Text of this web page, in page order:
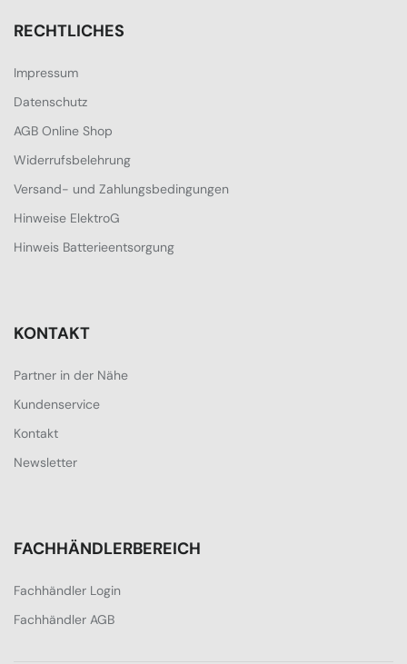
RECHTLICHES
Impressum
Datenschutz
AGB Online Shop
Widerrufsbelehrung
Versand- und Zahlungsbedingungen
Hinweise ElektroG
Hinweis Batterieentsorgung
KONTAKT
Partner in der Nähe
Kundenservice
Kontakt
Newsletter
FACHHÄNDLERBEREICH
Fachhändler Login
Fachhändler AGB